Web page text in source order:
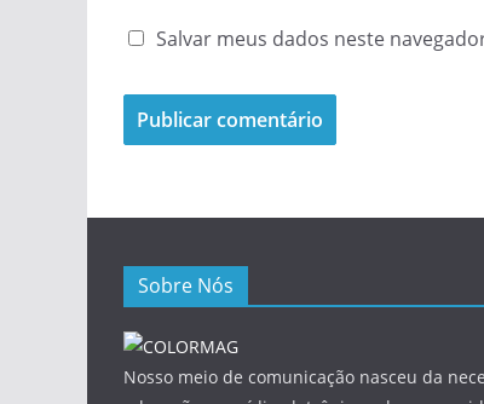
Salvar meus dados neste
Sobre Nós
Nosso meio de comunicação nasceu da